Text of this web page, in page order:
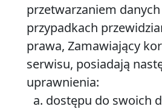
przetwarzaniem
przypadkach
prawa, Zamawiający
serwisu, posiadają
uprawnienia:
dostępu do swoich